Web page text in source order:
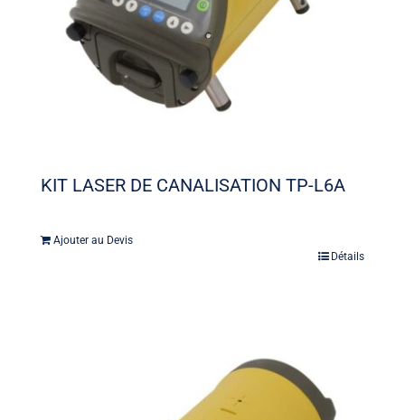
KIT LASER DE CANALISATION TP-L6A
Ajouter au Devis
Détails